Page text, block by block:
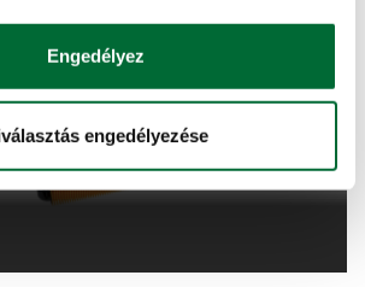
Engedélyez
engedélyezése